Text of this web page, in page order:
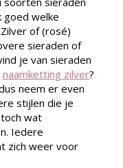
goed welke
of (rosé)
sieraden of
je van sieraden
naamketting zilver?
neem er even
stijlen die je
wat
Iedere
zich weer voor